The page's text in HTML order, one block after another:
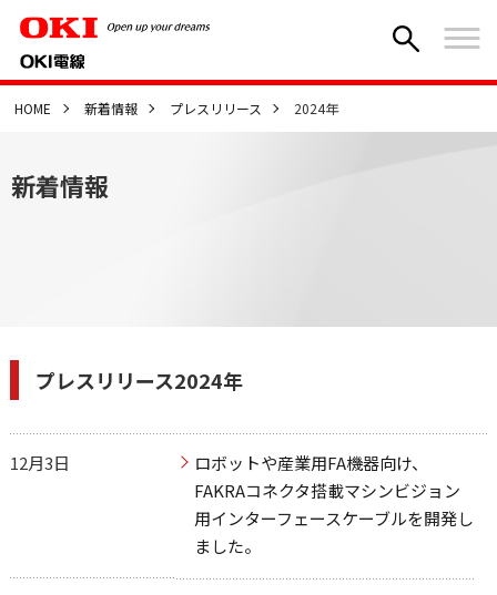
HOME 新着情報 プレスリリース 2024年
新着情報
プレスリリース2024年
12月3日
ロボットや産業用FA機器向け、
FAKRAコネクタ搭載マシンビジョン
用インターフェースケーブルを開発し
ました。